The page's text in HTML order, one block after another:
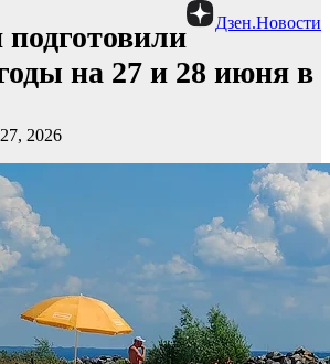
Дзен.Новости
на 27 и 28 июня в
2026